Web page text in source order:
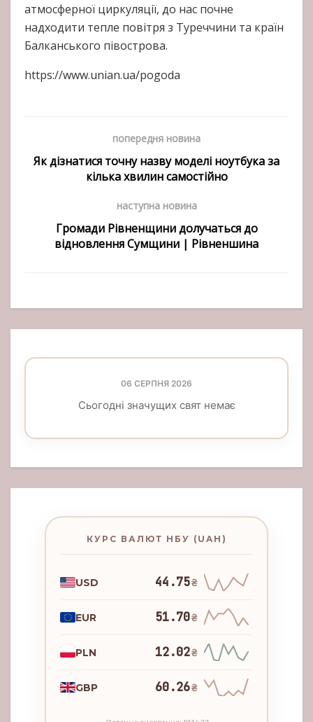
атмосферної циркуляції, до нас почне
надходити тепле повітря з Туреччини та країн
Балканського півострова.
https://www.unian.ua/pogoda
попередня новина
Як дізнатися точну назву моделі ноутбука за
кілька хвилин самостійно
наступна новина
Громади Рівненщини долучаться до
відновлення Сумщини | Рівненшина
06 СЕРПНЯ 2026
Сьогодні значущих свят немає
КУРС ВАЛЮТ НБУ (UAH)
USD 44.75₴
EUR 51.70₴
PLN 12.02₴
GBP 60.26₴